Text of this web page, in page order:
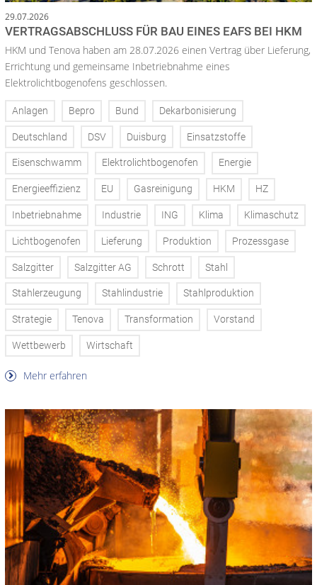
29.07.2026
VERTRAGSABSCHLUSS FÜR BAU EINES EAFS BEI HKM
HKM und Tenova haben am 28.07.2026 einen Vertrag über Lieferung,
Errichtung und gemeinsame Inbetriebnahme eines
Elektrolichtbogenofens geschlossen.
Anlagen Bepro Bund Dekarbonisierung
Deutschland DSV Duisburg Einsatzstoffe
Eisenschwamm Elektrolichtbogenofen Energie
Energieeffizienz EU Gasreinigung HKM HZ
Inbetriebnahme Industrie ING Klima Klimaschutz
Lichtbogenofen Lieferung Produktion Prozessgase
Salzgitter Salzgitter AG Schrott Stahl
Stahlerzeugung Stahlindustrie Stahlproduktion
Strategie Tenova Transformation Vorstand
Wettbewerb Wirtschaft
Mehr erfahren